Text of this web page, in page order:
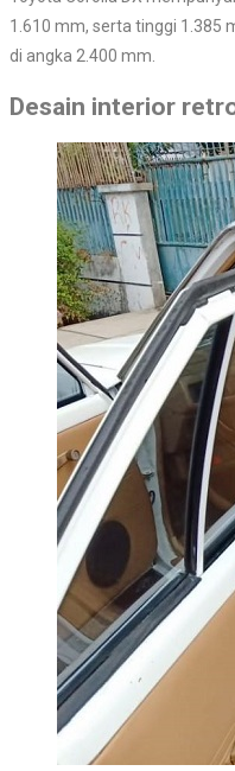
1.610 mm, serta tinggi 1.385
di angka 2.400 mm.
Desain interior